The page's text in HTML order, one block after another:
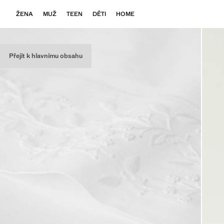
Přejít k hlavnímu obsahu
ŽENA MUŽ TEEN DĚTI HOME